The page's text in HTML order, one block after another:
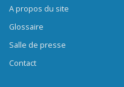
A propos du site
Glossaire
Salle de presse
Contact